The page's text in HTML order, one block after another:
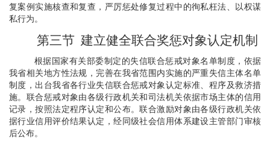
复案例实施核查和复查，严厉惩处修复过程中的徇私枉法、以权谋
私行为。
第三节建立健全联合奖惩对象认定机制
根据国家有关部委制定的失信联合惩戒对象名单制度，依据
我省相关地方性法规，完善在我省范围内实施的严重失信主体名单
制度，出台我省各行业失信联合惩戒对象认定标准、程序及救济措
施。联合惩戒对象由各级行政机关和司法机关依据市场主体的信用
记录，按照法定程序认定和公布。联合激励对象由各级行政机关依
据行业信用评价结果认定，经同级社会信用体系建设主管部门审核
后公布。